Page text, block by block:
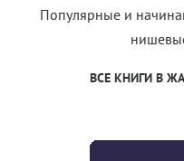
Популярные и
ВСЕ КНИГИ В